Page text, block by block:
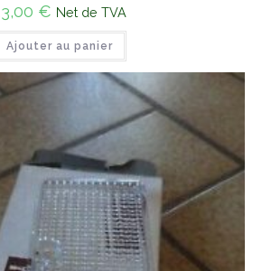
€ Net de TVA
Ajouter au panier